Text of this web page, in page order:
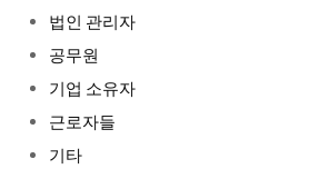
법인 관리자
공무원
기업 소유자
근로자들
기타